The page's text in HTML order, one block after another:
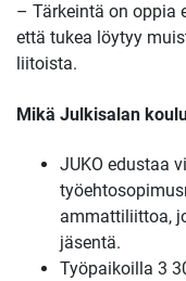
– Tärkeintä on oppia
että tukea löytyy
liitoista.
Mikä Julkisalan
JUKO edustaa
ammattiliittoa,
jäsentä.
Työpaikoilla 3